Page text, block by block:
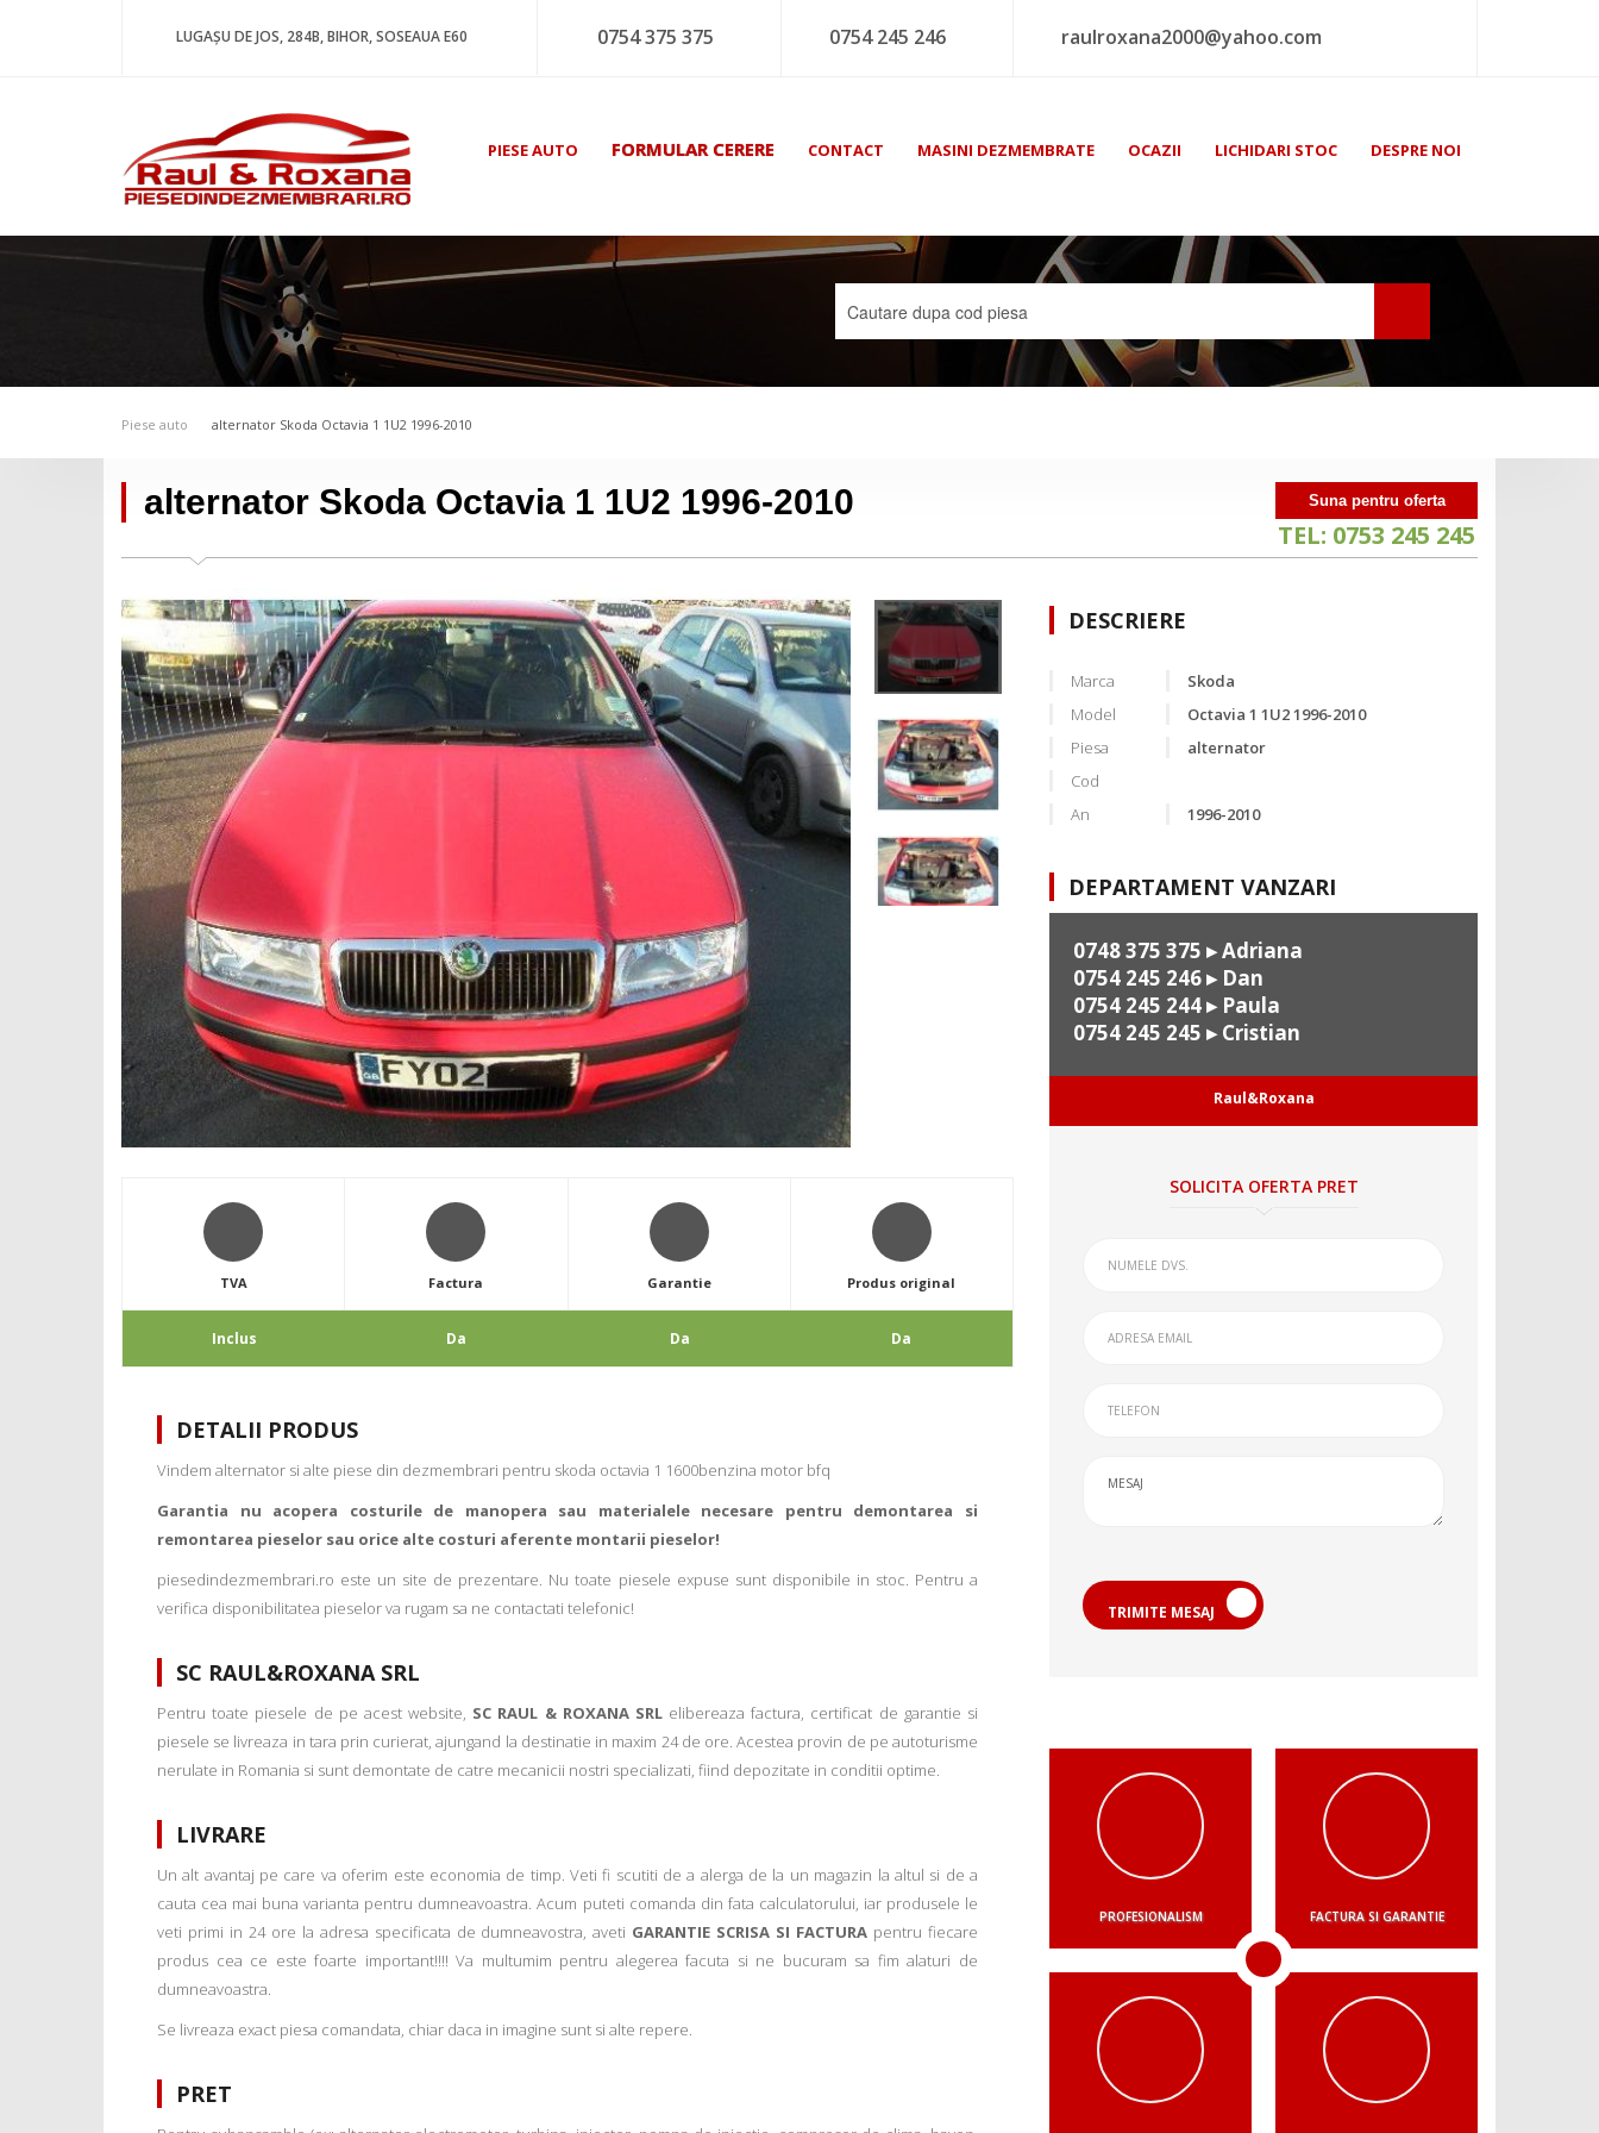
LUGAȘU DE JOS, 284B, BIHOR, SOSEAUA E60 0754 375 375 0754 245 246 raulroxana2000@yahoo.com
PIESE AUTO FORMULAR CERERE CONTACT MASINI DEZMEMBRATE OCAZII LICHIDARI STOC DESPRE NOI
Piese auto alternator Skoda Octavia 1 1U2 1996-2010
alternator Skoda Octavia 1 1U2 1996-2010 Suna pentru oferta
TEL: 0753 245 245
TVA
Inclus
Factura
Da
Garantie
Da
Produs original
Da
DETALII PRODUS
Vindem alternator si alte piese din dezmembrari pentru skoda octavia 1 1600benzina motor bfq
Garantia nu acopera costurile de manopera sau materialele necesare pentru demontarea si
remontarea pieselor sau orice alte costuri aferente montarii pieselor!
piesedindezmembrari.ro este un site de prezentare. Nu toate piesele expuse sunt disponibile in stoc. Pentru a
verifica disponibilitatea pieselor va rugam sa ne contactati telefonic!
SC RAUL&ROXANA SRL
Pentru toate piesele de pe acest website, SC RAUL & ROXANA SRLelibereaza factura, certificat de garantie si
piesele se livreaza in tara prin curierat, ajungand la destinatie in maxim 24 de ore. Acestea provin de pe autoturisme
nerulate in Romania si sunt demontate de catre mecanicii nostri specializati, fiind depozitate in conditii optime.
LIVRARE
Un alt avantaj pe care va oferim este economia de timp. Veti fi scutiti de a alerga de la un magazin la altul si de a
cauta cea mai buna varianta pentru dumneavoastra. Acum puteti comanda din fata calculatorului, iar produsele le
veti primi in 24 ore la adresa specificata de dumneavostra, aveti GARANTIE SCRISA SI FACTURA pentru fiecare
produs cea ce este foarte important!!!! Va multumim pentru alegerea facuta si ne bucuram sa fim alaturi de
dumneavoastra.
Se livreaza exact piesa comandata, chiar daca in imagine sunt si alte repere.
PRET
DESCRIERE
Marca
Skoda
Model
Octavia 1 1U2 1996-2010
Piesa
alternator
Cod
An
1996-2010
DEPARTAMENT VANZARI
0748 375 375 ▸ Adriana
0754 245 246▸ Dan
0754 245 244▸ Paula
0754 245 245 ▸ Cristian
Raul&Roxana
SOLICITA OFERTA PRET
TRIMITE MESAJ
PROFESIONALISM FACTURA SI GARANTIE